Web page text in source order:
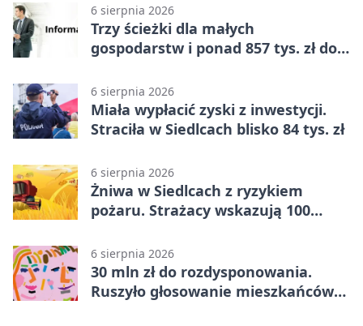
6 sierpnia 2026
Trzy ścieżki dla małych
gospodarstw i ponad 857 tys. zł do
6 sierpnia 2026
Miała wypłacić zyski z inwestycji.
Straciła w Siedlcach blisko 84 tys. zł
6 sierpnia 2026
Żniwa w Siedlcach z ryzykiem
pożaru. Strażacy wskazują 100
6 sierpnia 2026
30 mln zł do rozdysponowania.
Ruszyło głosowanie mieszkańców